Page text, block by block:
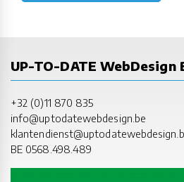
UP-TO-DATE WebDesign
+32 (0)11 870 835
info@uptodatewebdesign.be
BE 0568.498.489